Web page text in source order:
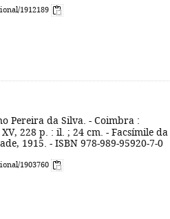
1912189
Pereira da Silva. - Coimbra :
228 p. : il. ; 24 cm. - Facsímile da
1915. - ISBN 978-989-95920-7-0
1903760